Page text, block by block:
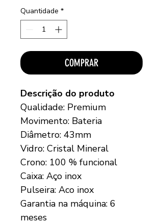
Quantidade *
COMPRAR
Descrição do produto
Qualidade: Premium
Movimento: Bateria
Diâmetro: 43mm
Vidro: Cristal Mineral
Crono: 100 % funcional
Caixa: Aço inox
Pulseira: Aco inox
Garantia na máquina: 6
meses